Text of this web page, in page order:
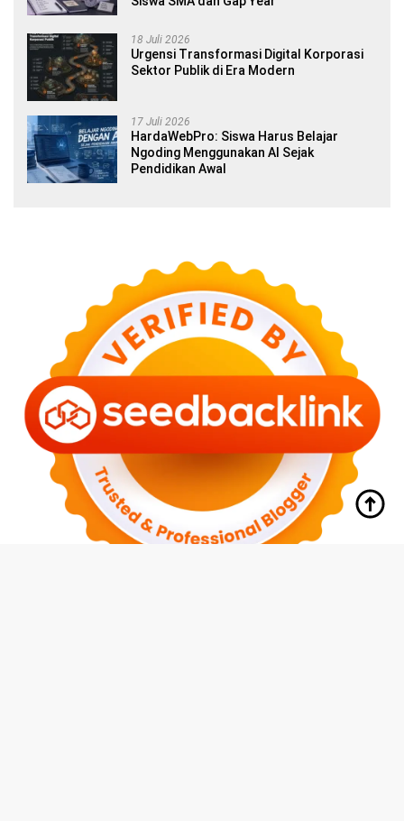
18 Juli 2026
Urgensi Transformasi Digital Korporasi
Sektor Publik di Era Modern
17 Juli 2026
HardaWebPro: Siswa Harus Belajar
Ngoding Menggunakan AI Sejak
Pendidikan Awal